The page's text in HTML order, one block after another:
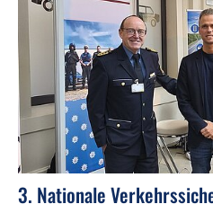
3. Nationale